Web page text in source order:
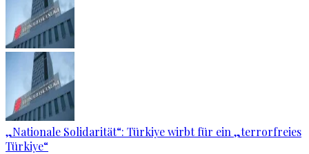
„Nationale Solidarität“: Türkiye wirbt für ein „terrorfreies
Türkiye“